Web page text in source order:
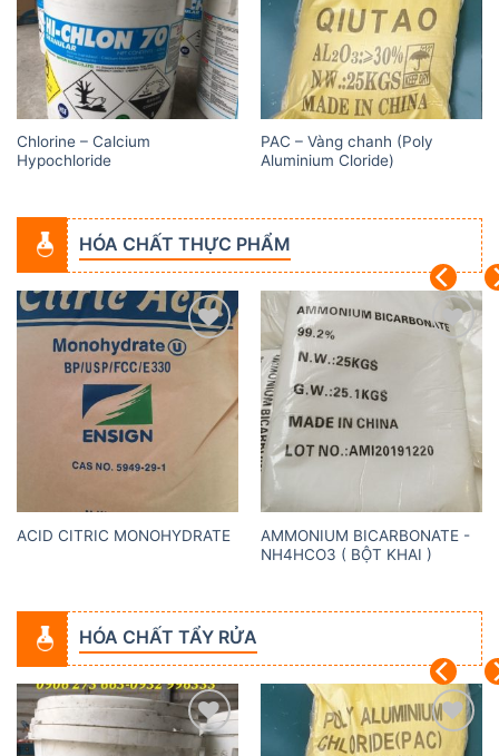
Chlorine – Calcium
Hypochloride
PAC – Vàng chanh (Poly
Aluminium Cloride)
HÓA CHẤT THỰC PHẨM
Add to
ACID CITRIC MONOHYDRATE
Add to
AMMONIUM BICARBONATE -
NH4HCO3 ( BỘT KHAI )
HÓA CHẤT TẨY RỬA